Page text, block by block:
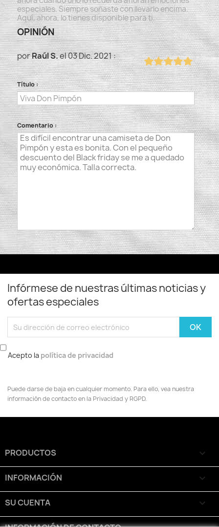
especiales. Siempre soñaste con llevarlo encima.
Aquí, ahora, lo tienes disponible para ti.
OPINIÓN
porRaúl S.el 03 Dic. 2021 :
Título :
Comentario :
Infórmese de nuestras últimas noticias y
ofertas especiales
Acepto la política de privacidad
Puede darse de baja en cualquier momento. Para ello, vea nuestra
información de contacto en la Privacidad y RGPD.
PRODUCTOS 
INFORMACIÓN 
SU CUENTA 